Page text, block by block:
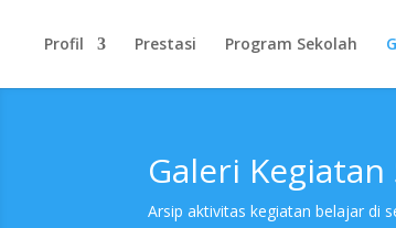
Profil Prestasi Program Sekolah
Galeri Kegiatan
Arsip aktivitas kegiatan belajar di